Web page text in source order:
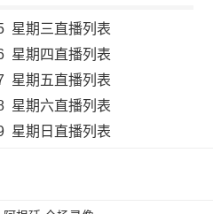
星期三直播列表
星期四直播列表
星期五直播列表
星期六直播列表
星期日直播列表